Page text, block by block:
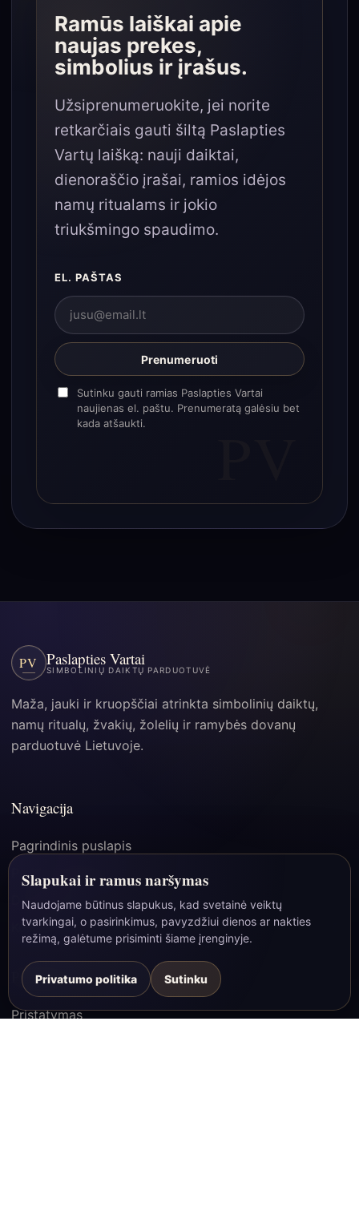
Ramūs laiškai apie
naujas prekes,
simbolius ir įrašus.
Užsiprenumeruokite, jei norite
retkarčiais gauti šiltą Paslapties
Vartų laišką: nauji daiktai,
dienoraščio įrašai, ramios idėjos
namų ritualams ir jokio
triukšmingo spaudimo.
EL. PAŠTAS
Prenumeruoti
Sutinku gauti ramias Paslapties Vartai
naujienas el. paštu. Prenumeratą galėsiu bet
kada atšaukti.
PV Paslapties Vartai
SIMBOLINIŲ DAIKTŲ PARDUOTUVĖ
Maža, jauki ir kruopščiai atrinkta simbolinių daiktų,
namų ritualų, žvakių, žolelių ir ramybės dovanų
parduotuvė Lietuvoje.
Navigacija
Pagrindinis puslapis
Prekių katalogas
Dienoraštis
Kontaktai
Pirkėjams
Pristatymas
Slapukai ir ramus naršymas
Naudojame būtinus slapukus, kad svetainė veiktų
tvarkingai, o pasirinkimus, pavyzdžiui dienos ar nakties
režimą, galėtume prisiminti šiame įrenginyje.
Privatumo politika Sutinku